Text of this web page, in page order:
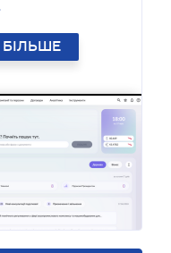
БІЛЬШЕ